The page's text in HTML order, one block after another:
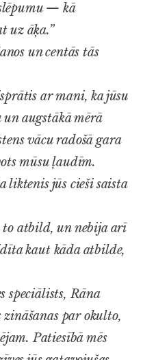
— kā
uz āķa.”
un centās tās
ar mani, ka jūsu
augstākā mērā
vācu radošā gara
mūsu ļaudīm.
liktenis jūs cieši saista
to atbild, un nebija arī
kaut kāda atbilde,
speciālists, Rāna
par okulto,
Patiesībā mēs